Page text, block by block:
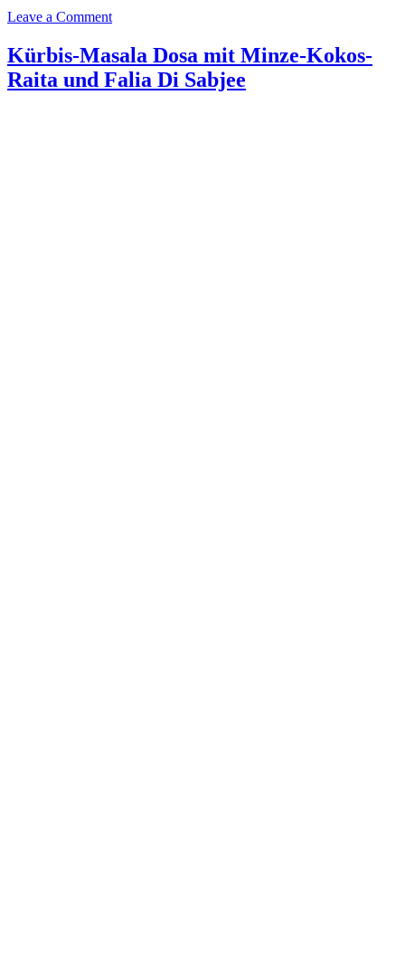
Leave a Comment
Kürbis-Masala Dosa mit Minze-Kokos-
Raita und Falia Di Sabjee